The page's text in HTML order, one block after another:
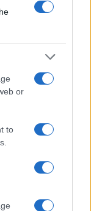
or
to
universitario